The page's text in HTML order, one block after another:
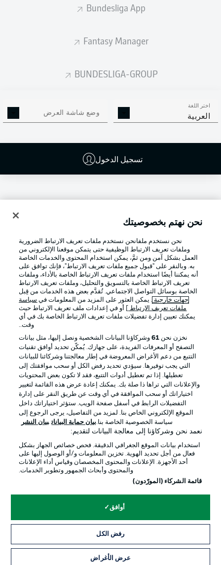
Bundesliga App
Fantasy Manager
BUNDESLIGA-GROUP
اختر اللغة
العربية وضع شاشة العرض
تسجيل الدخول
Football as it's meant to be
Official Partners
القنوات الناقلة
الوظائف جهة النشر
نحن نهتم بخصوصيتك
نحن نستخدم ملفانحن نستخدم ملفات تعريف الارتباط الضرورية
وملفات تعريف الارتباط الوظيفية حتى يتمكن موقعنا الإلكتروني من
العمل بشكل آمن ومن ثمَّ، يمكن استخدام المحتوى والخدمات الخاصة
به. وبالنقر على "قبول جميع ملفات تعريف الارتباط"، فإنك توافق على
أنه يمكننا أيضًا استخدام ملفات تعريف الارتباط الخاصة بالأداء، وملفات
تعريف الارتباط الخاصة بالتسويق والتحليل، وملفات تعريف الارتباط
الخاصة بوسائل التواصل الاجتماعي. تُقدَّم بعض هذه الخدمات من قِبل
جهات خارجية . يمكن العثور على المزيد من المعلومات في سياسة
ملفات تعريف الارتباط
] أو في إعدادات ملف تعريف الارتباط حيث
يمكنك تعيين إدارة تفضيلات ملفات تعريف الارتباط الخاصة بك في أي
وقت..
نخزن نحن 61وشركاؤنا البيانات الشخصية ونصل إليها، مثل بيانات
التصفح أو المعرفات الفريدة، على جهازك. يُمكّن تحديد أوافق تقنيات
التتبع من دعم الأغراض المعروضة في إطار معالجتنا وشركائنا للبيانات
التي يجب توفيرها. سيؤدي تحديد رفض الكل أو سحب موافقتك إلى
تعطيلها. إذا تم تعطيل أدوات التتبع، فقد لا تكون بعض المحتويات
والإعلانات التي تراها ذا صلة بك. يمكنك إعادة عرض هذه القائمة لتغيير
اختياراتك أو سحب الموافقة في أي وقت عن طريق النقر على إدارة
التفضيلات الرابط في أسفل صفحة الويب. ستؤثر اختياراتك داخل
الموقع الإلكتروني الخاص بنا. لمزيد من التفاصيل، يرجى الرجوع إلى
سياسة الخصوصية الخاصة بنا.بيان حماية البيانات بيان النشر
نعمد نحن وشركاؤنا إلى معالجة البيانات لتقديم:
استخدام بيانات الموقع الجغرافي الدقيقة. فحص خصائص الجهاز بشكل
فعال من أجل تحديد الهوية. تخزين المعلومات و/أو الوصول إليها على
أحد الأجهزة. الإعلانات والمحتوى المخصصان وقياس أداء الإعلانات
والمحتوى وأبحاث الجمهور وتطوير الخدمات.
قائمة الشركاء (المورّدون)
أوافق
رفض الكل
عرض الأغراض